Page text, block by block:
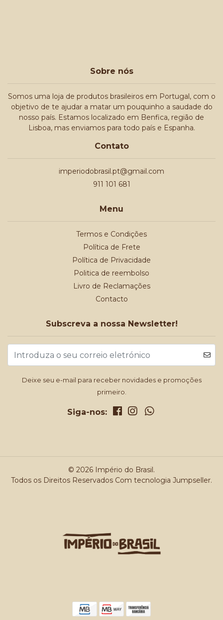
Sobre nós
Somos uma loja de produtos brasileiros em Portugal, com o
objetivo de te ajudar a matar um pouquinho a saudade do
nosso país. Estamos localizado em Benfica, região de
Lisboa, mas enviamos para todo país e Espanha.
Contato
imperiodobrasil.pt@gmail.com
911 101 681
Menu
Termos e Condições
Política de Frete
Política de Privacidade
Politica de reembolso
Livro de Reclamações
Contacto
Subscreva a nossa Newsletter!
Deixe seu e-mail para receber novidades e promoções
primeiro.
Siga-nos:
© 2026 Império do Brasil.
Todos os Direitos Reservados Com tecnologia Jumpseller.